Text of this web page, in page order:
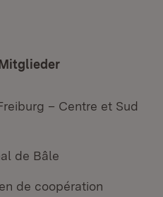
– Centre et Sud
de Bâle
de coopération